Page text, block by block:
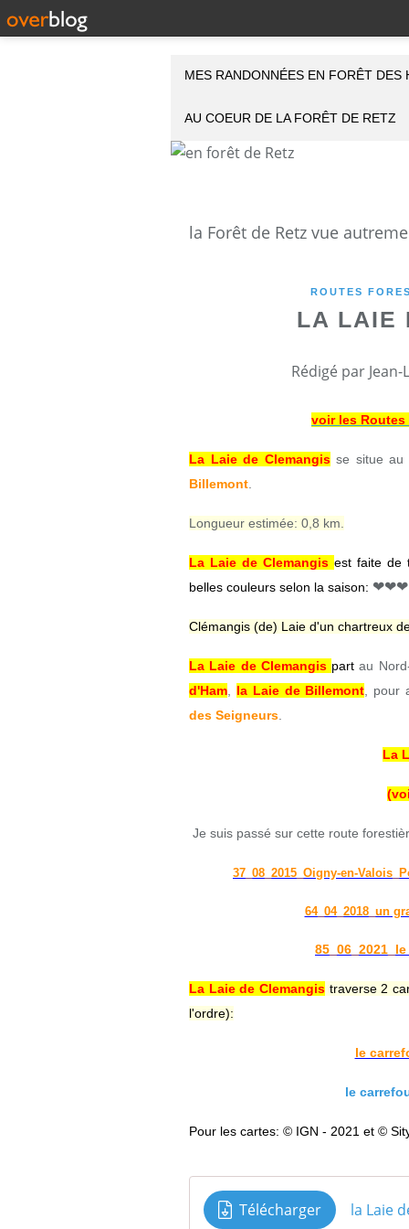
MES RANDONNÉES EN FORÊT DES
AU COEUR DE LA FORÊT DE RETZ
ROUTES
LA LAIE
Rédigé par
voir les Routes
La Laie de Clemangisse situe au
Billemont
Longueur estimée: 0,8 km.
La Laie de Clemangisest faite de
belles couleurs selon la saison: ❤❤❤
Clémangis (de) Laie d'un chartreux
La Laie de Clemangis partau
d'Ham
la Laie de Billemont ,
des Seigneurs
La
Je suis passé sur cette route
37_08_2015_Oigny-en-
64_04_2018_un
La Laie de Clemangis traverse 2
l'ordre):
le
le
Pour les cartes: © IGN - 2021 et ©
Télécharger la Laie